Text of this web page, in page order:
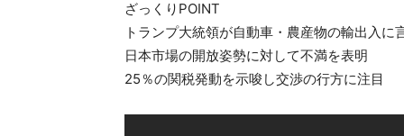
ざっくりPOINT
トランプ大統領が自動車・農産物の輸出入に
日本市場の開放姿勢に対して不満を表明
25％の関税発動を示唆し交渉の行方に注目